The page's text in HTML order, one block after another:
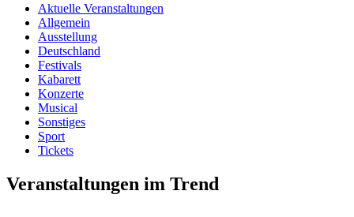
Aktuelle Veranstaltungen
Allgemein
Ausstellung
Deutschland
Festivals
Kabarett
Konzerte
Musical
Sonstiges
Sport
Tickets
Veranstaltungen im Trend